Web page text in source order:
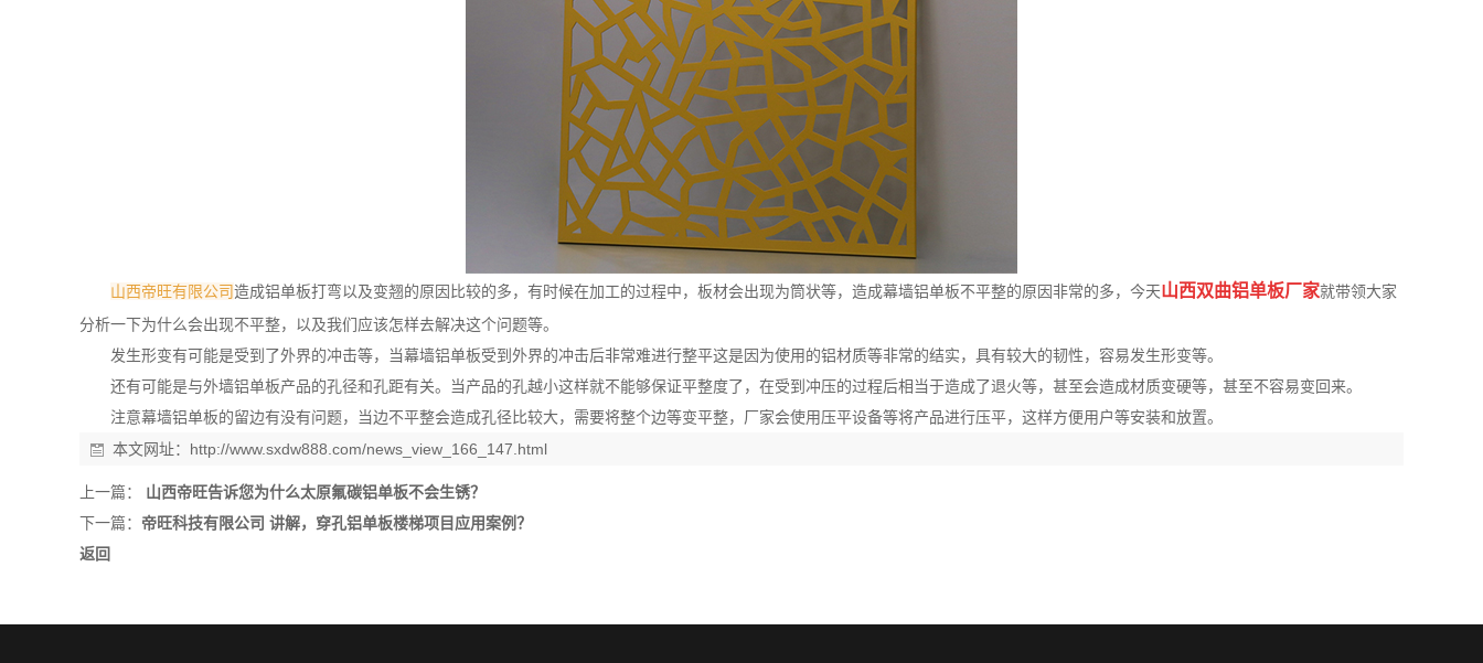
山西帝旺有限公司造成铝单板打弯以及变翘的原因比较的多，有时候在加工的过程中，板材会出现为筒状等，造成幕墙铝单板不平整的原因非常的多，今天山西双曲铝单板厂家就带领大家
分析一下为什么会出现不平整，以及我们应该怎样去解决这个问题等。
发生形变有可能是受到了外界的冲击等，当幕墙铝单板受到外界的冲击后非常难进行整平这是因为使用的铝材质等非常的结实，具有较大的韧性，容易发生形变等。
还有可能是与外墙铝单板产品的孔径和孔距有关。当产品的孔越小这样就不能够保证平整度了，在受到冲压的过程后相当于造成了退火等，甚至会造成材质变硬等，甚至不容易变回来。
注意幕墙铝单板的留边有没有问题，当边不平整会造成孔径比较大，需要将整个边等变平整，厂家会使用压平设备等将产品进行压平，这样方便用户等安装和放置。
本文网址： http://www.sxdw888.com/news_view_166_147.html
上一篇：
山西帝旺告诉您为什么太原氟碳铝单板不会生锈？
下一篇： 帝旺科技有限公司 讲解，穿孔铝单板楼梯项目应用案例？
返回